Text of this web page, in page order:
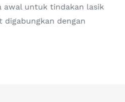
awal untuk tindakan lasik
digabungkan dengan